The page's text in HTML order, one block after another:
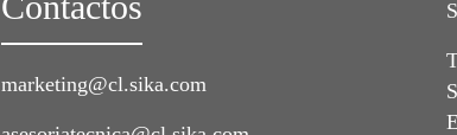
marketing@cl.sika.com